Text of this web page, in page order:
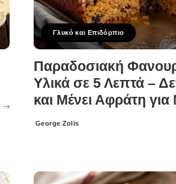
Γλυκό και Επιδόρπιο
Παραδοσιακή
Υλικά σε 5 Λεπτά –
και Μένει Αφράτη για
Posted
George Zolis